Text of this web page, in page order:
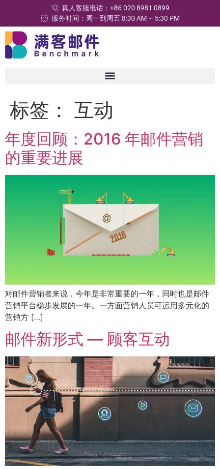
真人客服电话：+86 020 8981 0899
服务时间：周一到周五 8:30 AM ~ 5:30 PM
标签： 互动
年度回顾：2016 年邮件营销
的重要进展
对邮件营销者来说，今年是非常重要的一年，同时也是邮件
营销平台稳步发展的一年。一方面营销人员可运用多元化的
营销方 […]
邮件新形式 — 顾客互动